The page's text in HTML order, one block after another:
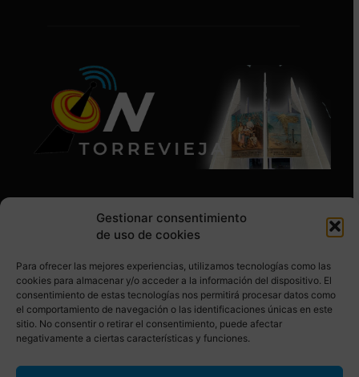
Gestionar consentimiento
de uso de cookies
Para ofrecer las mejores experiencias, utilizamos tecnologías como las
cookies para almacenar y/o acceder a la información del dispositivo. El
consentimiento de estas tecnologías nos permitirá procesar datos como
el comportamiento de navegación o las identificaciones únicas en este
sitio. No consentir o retirar el consentimiento, puede afectar
negativamente a ciertas características y funciones.
SÍGUENOS EN REDES SOCIALES